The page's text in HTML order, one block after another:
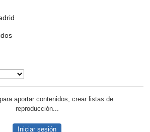
aportar contenidos, crear listas de
reproducción...
Iniciar sesión